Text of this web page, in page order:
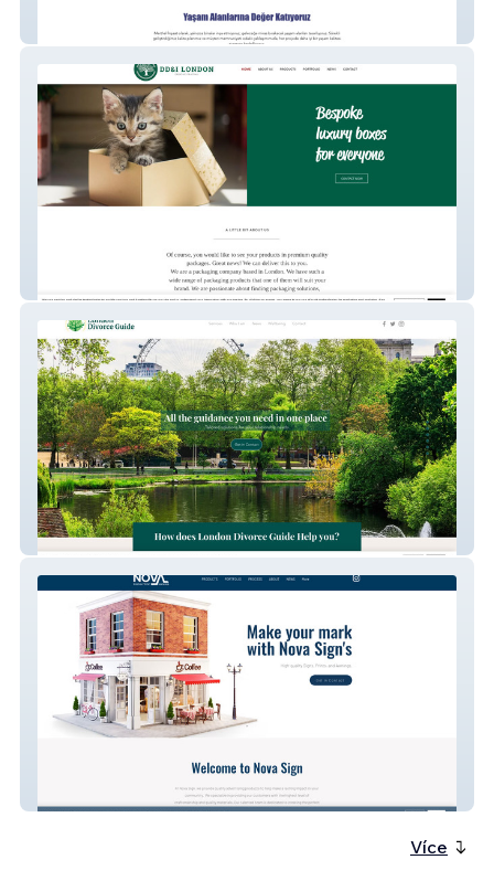
Merthel Construction
London Divorce Guide
Nova Sign and Print
Více